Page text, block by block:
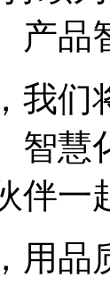
产品
我们
智慧
伴一
用品